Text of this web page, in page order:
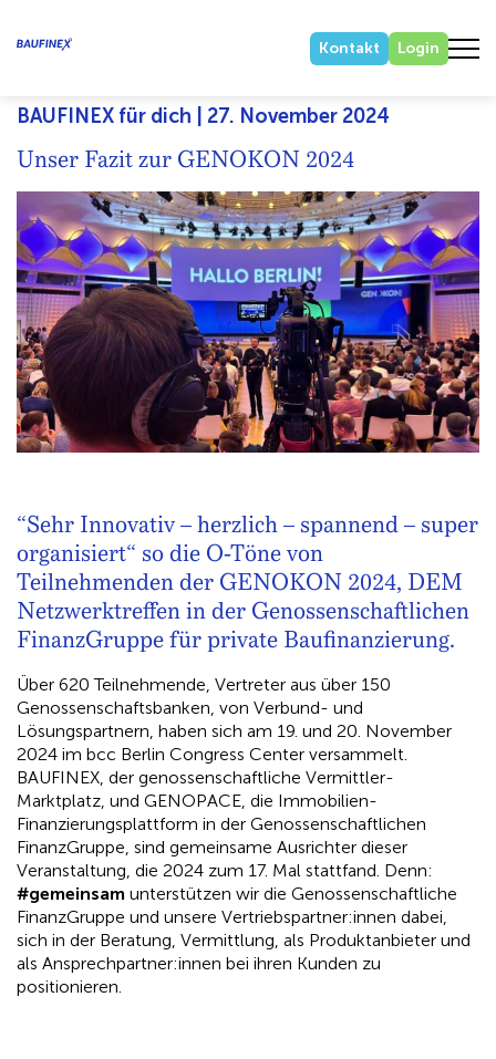
Kontakt Login
BAUFINEX für dich | 27. November 2024
Unser Fazit zur GENOKON 2024
“Sehr Innovativ – herzlich – spannend – super
organisiert“ so die O-Töne von
Teilnehmenden der GENOKON 2024, DEM
Netzwerktreffen in der Genossenschaftlichen
FinanzGruppe für private Baufinanzierung.
Über 620 Teilnehmende, Vertreter aus über 150
Genossenschaftsbanken, von Verbund- und
Lösungspartnern, haben sich am 19. und 20. November
2024 im bcc Berlin Congress Center versammelt.
BAUFINEX, der genossenschaftliche Vermittler-
Marktplatz, und GENOPACE, die Immobilien-
Finanzierungsplattform in der Genossenschaftlichen
FinanzGruppe, sind gemeinsame Ausrichter dieser
Veranstaltung, die 2024 zum 17. Mal stattfand. Denn:
#gemeinsam unterstützen wir die Genossenschaftliche
FinanzGruppe und unsere Vertriebspartner:innen dabei,
sich in der Beratung, Vermittlung, als Produktanbieter und
als Ansprechpartner:innen bei ihren Kunden zu
positionieren.